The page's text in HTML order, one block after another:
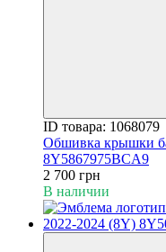
ID товара: 1068079
Обшивка крышки
8Y5867975BCA9
2 700 грн
В наличии